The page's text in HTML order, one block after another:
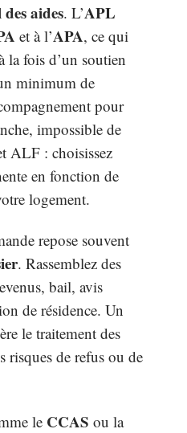
aides. L’APL
et à l’APA, ce qui
la fois d’un soutien
minimum de
pour
impossible de
ALF : choisissez
en fonction de
logement.
repose souvent
. Rassemblez des
bail, avis
de résidence. Un
le traitement des
risques de refus ou de
le CCAS ou la